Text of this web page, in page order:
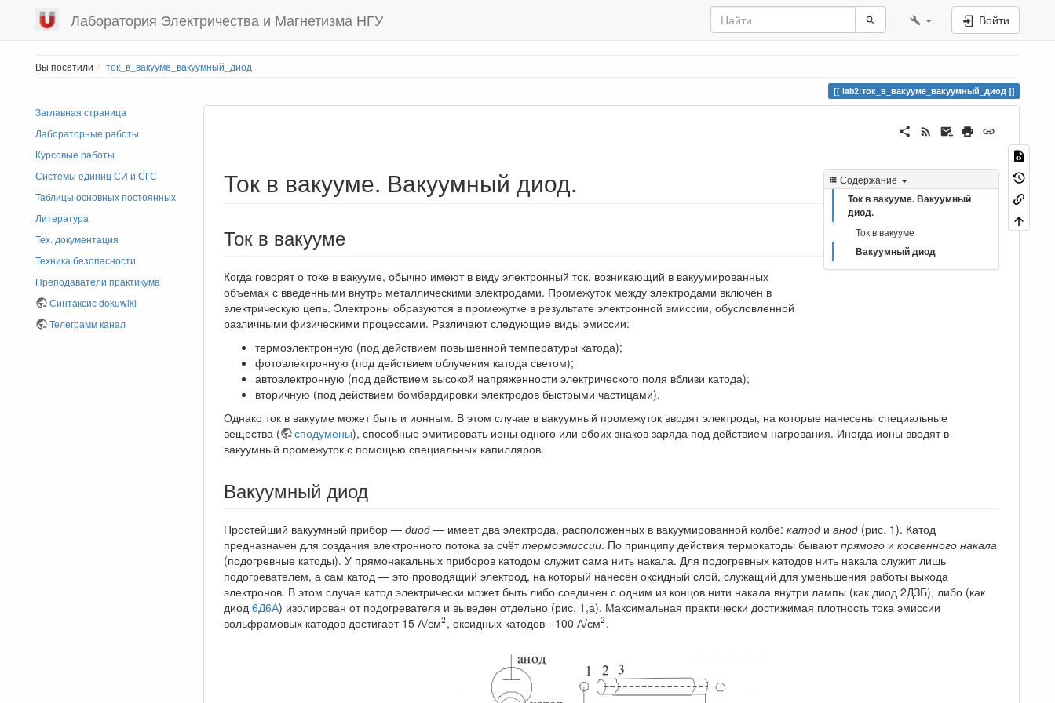
Лаборатория Электричества и Магнетизма НГУ Войти
Вы посетили ток_в_вакууме_вакуумный_диод
lab2:ток_в_вакууме_вакуумный_диод
Заглавная страница
Лабораторные работы
Курсовые работы
Системы единиц СИ и СГС
Таблицы основных постоянных
Литература
Тех. документация
Техника безопасности
Преподаватели практикума
Синтаксис dokuwiki
Телеграмм канал
Содержание
Ток в вакууме. Вакуумный
диод.
Ток в вакууме
Вакуумный диод
Ток в вакууме. Вакуумный диод.
Ток в вакууме
Когда говорят о токе в вакууме, обычно имеют в виду электронный ток, возникающий в вакуумированных
объемах с введенными внутрь металлическими электродами. Промежуток между электродами включен в
электрическую цепь. Электроны образуются в промежутке в результате электронной эмиссии, обусловленной
различными физическими процессами. Различают следующие виды эмиссии:
термоэлектронную (под действием повышенной температуры катода);
фотоэлектронную (под действием облучения катода светом);
автоэлектронную (под действием высокой напряженности электрического поля вблизи катода);
вторичную (под действием бомбардировки электродов быстрыми частицами).
Однако ток в вакууме может быть и ионным. В этом случае в вакуумный промежуток вводят электроды, на которые нанесены специальные
вещества (
сподумены), способные эмитировать ионы одного или обоих знаков заряда под действием нагревания. Иногда ионы вводят в
вакуумный промежуток с помощью специальных капилляров.
Вакуумный диод
Простейший вакуумный прибор — диод — имеет два электрода, расположенных в вакуумированной колбе: катод и анод (рис. 1). Катод
предназначен для создания электронного потока за счёттермоэмиссии. По принципу действия термокатоды бываютпрямого и косвенного накала
(подогревные катоды). У прямонакальных приборов катодом служит сама нить накала. Для подогревных катодов нить накала служит лишь
подогревателем, а сам катод — это проводящий электрод, на который нанесён оксидный слой, служащий для уменьшения работы выхода
электронов. В этом случае катод электрически может быть либо соединен с одним из концов нити накала внутри лампы (как диод 2ДЗБ), либо (как
диод 6Д6А) изолирован от подогревателя и выведен отдельно (рис. 1,а). Максимальная практически достижимая плотность тока эмиссии
вольфрамовых катодов достигает 15 А/см2
2, оксидных катодов - 100 А/см2
2.